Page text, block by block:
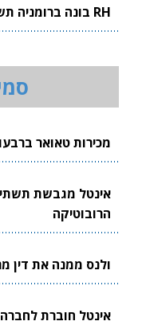
RH בונה ברומניה תשתית ייצור ביטחוני ישראלית
מכירות טאואר ברבעון
אינטל מגבשת
הרובוטיקה
ולנס ממנה את דין
אינטל חוברת